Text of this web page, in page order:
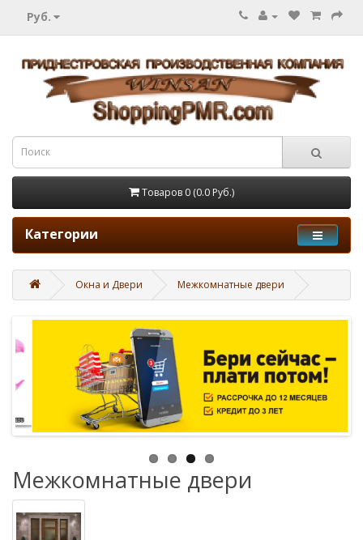
Руб.
Товаров 0 (0.0 Руб.)
Категории
Окна и Двери Межкомнатные двери
Межкомнатные двери